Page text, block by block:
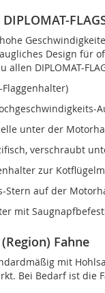
Design für
allen DIPLOMAT-
unter der
verschraubt
zur
Stern auf der
mit
Fahne
mit
Bei Bedarf ist die